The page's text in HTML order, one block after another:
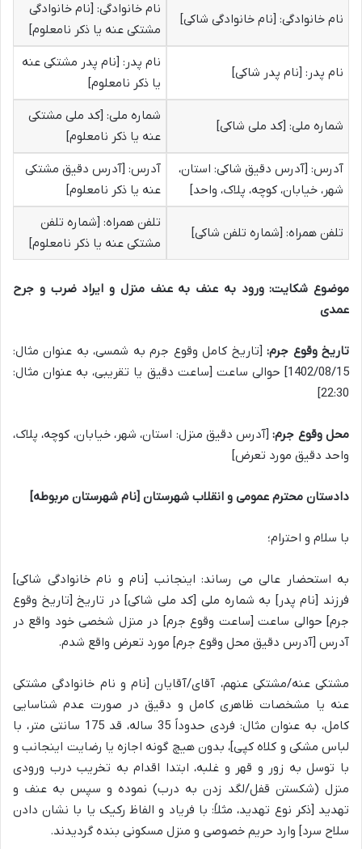
نام خانوادگی: [نام خانوادگی شاکی]
نام خانوادگی: [نام خانوادگی
مشتکی عنه یا ذکر نامعلوم]
نام پدر: [نام پدر شاکی]
نام پدر: [نام پدر مشتکی عنه
یا ذکر نامعلوم]
شماره ملی: [کد ملی شاکی]
شماره ملی: [کد ملی مشتکی
عنه یا ذکر نامعلوم]
آدرس: [آدرس دقیق شاکی: استان،
شهر، خیابان، کوچه، پلاک، واحد]
آدرس: [آدرس دقیق مشتکی
عنه یا ذکر نامعلوم]
تلفن همراه: [شماره تلفن شاکی]
تلفن همراه: [شماره تلفن
مشتکی عنه یا ذکر نامعلوم]
موضوع شکایت: ورود به عنف به عنف منزل و ایراد ضرب و جرح
عمدی
تاریخ وقوع جرم:[تاریخ کامل وقوع جرم به شمسی، به عنوان مثال:
1402/08/15] حوالی ساعت [ساعت دقیق یا تقریبی، به عنوان مثال:
22:30]
محل وقوع جرم:[آدرس دقیق منزل: استان، شهر، خیابان، کوچه، پلاک،
واحد دقیق مورد تعرض]
دادستان محترم عمومی و انقلاب شهرستان [نام شهرستان مربوطه]
با سلام و احترام؛
به استحضار عالی می رساند: اینجانب [نام و نام خانوادگی شاکی]
فرزند [نام پدر] به شماره ملی [کد ملی شاکی] در تاریخ [تاریخ وقوع
جرم] حوالی ساعت [ساعت وقوع جرم] در منزل شخصی خود واقع در
آدرس [آدرس دقیق محل وقوع جرم] مورد تعرض واقع شدم.
مشتکی عنه/مشتکی عنهم، آقای/آقایان [نام و نام خانوادگی مشتکی
عنه یا مشخصات ظاهری کامل و دقیق در صورت عدم شناسایی
کامل، به عنوان مثال: فردی حدوداً 35 ساله، قد 175 سانتی متر، با
لباس مشکی و کلاه کپی]، بدون هیچ گونه اجازه یا رضایت اینجانب و
با توسل به زور و قهر و غلبه، ابتدا اقدام به تخریب درب ورودی
منزل (شکستن قفل/لگد زدن به درب) نموده و سپس به عنف و
تهدید [ذکر نوع تهدید، مثلاً: با فریاد و الفاظ رکیک یا با نشان دادن
سلاح سرد] وارد حریم خصوصی و منزل مسکونی بنده گردیدند.